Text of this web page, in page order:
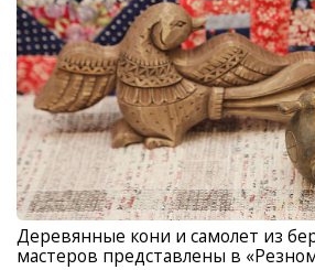
Деревянные кони и самолет из
мастеров представлены в